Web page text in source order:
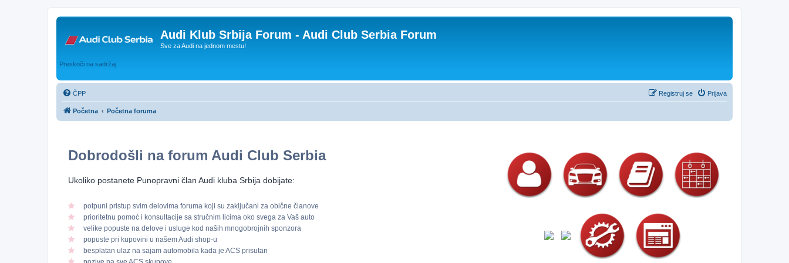
Audi Klub Srbija Forum - Audi Club Serbia Forum
Sve za Audi na jednom mestu!
Preskoči na sadržaj
ČPP Prijava
Registruj se
Početna Početna foruma
Dobrodošli na forum Audi Club Serbia
Ukoliko postanete Punopravni član Audi kluba Srbija dobijate:
potpuni pristup svim delovima foruma koji su zaključani za obične članove
prioritetnu pomoć i konsultacije sa stručnim licima oko svega za Vaš auto
velike popuste na delove i usluge kod naših mnogobrojnih sponzora
popuste pri kupovini u našem Audi shop-u
besplatan ulaz na sajam automobila kada je ACS prisutan